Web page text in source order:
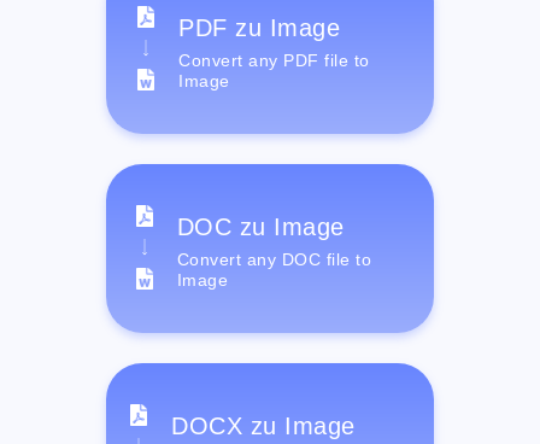
PDF zu Image
Convert any PDF file to
Image
DOC zu Image
Convert any DOC file to
Image
DOCX zu Image